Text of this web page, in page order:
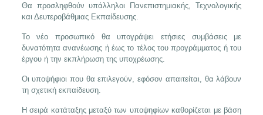
Θα προσληφθούν υπάλληλοι Πανεπιστημιακής, Τεχνολογικής
και Δευτεροβάθμιας Εκπαίδευσης.
Το νέο προσωπικό θα υπογράψει ετήσιες συμβάσεις με
δυνατότητα ανανέωσης ή έως το τέλος του προγράμματος ή του
έργου ή την εκπλήρωση της υποχρέωσης.
Οι υποψήφιοι που θα επιλεγούν, εφόσον απαιτείται, θα λάβουν
τη σχετική εκπαίδευση.
Η σειρά κατάταξης μεταξύ των υποψηφίων καθορίζεται με βάση